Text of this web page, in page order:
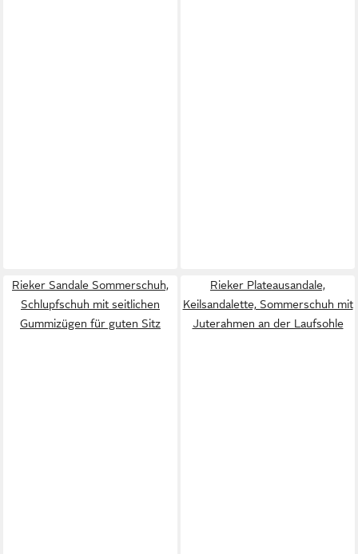
Rieker Sandale Sommerschuh,
Schlupfschuh mit seitlichen
Gummizügen für guten Sitz
Rieker Plateausandale,
Keilsandalette, Sommerschuh mit
Juterahmen an der Laufsohle